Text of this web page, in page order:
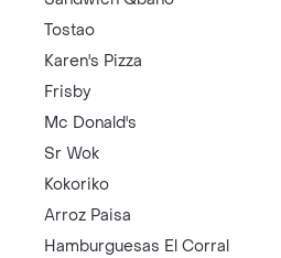
Tostao
Karen's Pizza
Frisby
Mc Donald's
Sr Wok
Kokoriko
Arroz Paisa
Hamburguesas El Corral